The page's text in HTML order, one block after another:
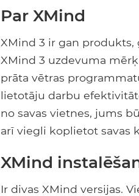
Par XMind
XMind 3 ir gan produkts,
XMind 3 uzdevuma
prāta vētras
lietotāju darbu
no savas vietnes, jums
arī viegli koplietot savas
XMind
Ir divas XMind versijas.